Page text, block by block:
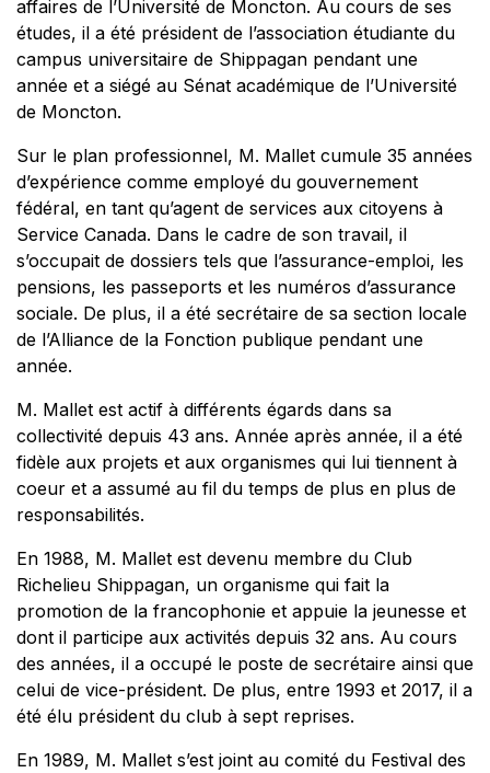
affaires de l’Université de Moncton. Au cours de ses
études, il a été président de l’association étudiante du
campus universitaire de Shippagan pendant une
année et a siégé au Sénat académique de l’Université
de Moncton.
Sur le plan professionnel, M. Mallet cumule 35 années
d’expérience comme employé du gouvernement
fédéral, en tant qu’agent de services aux citoyens à
Service Canada. Dans le cadre de son travail, il
s’occupait de dossiers tels que l’assurance-emploi, les
pensions, les passeports et les numéros d’assurance
sociale. De plus, il a été secrétaire de sa section locale
de l’Alliance de la Fonction publique pendant une
année.
M. Mallet est actif à différents égards dans sa
collectivité depuis 43 ans. Année après année, il a été
fidèle aux projets et aux organismes qui lui tiennent à
coeur et a assumé au fil du temps de plus en plus de
responsabilités.
En 1988, M. Mallet est devenu membre du Club
Richelieu Shippagan, un organisme qui fait la
promotion de la francophonie et appuie la jeunesse et
dont il participe aux activités depuis 32 ans. Au cours
des années, il a occupé le poste de secrétaire ainsi que
celui de vice-président. De plus, entre 1993 et 2017, il a
été élu président du club à sept reprises.
En 1989, M. Mallet s’est joint au comité du Festival des